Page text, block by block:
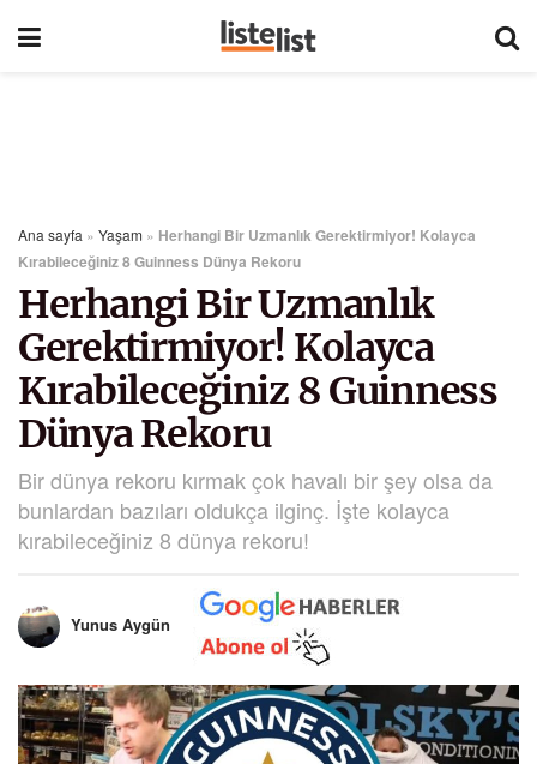
Ana sayfa » Yaşam » Herhangi Bir Uzmanlık Gerektirmiyor! Kolayca
Kırabileceğiniz 8 Guinness Dünya Rekoru
Herhangi Bir Uzmanlık
Gerektirmiyor! Kolayca
Kırabileceğiniz 8 Guinness
Dünya Rekoru
Bir dünya rekoru kırmak çok havalı bir şey olsa da
bunlardan bazıları oldukça ilginç. İşte kolayca
kırabileceğiniz 8 dünya rekoru!
Yunus Aygün